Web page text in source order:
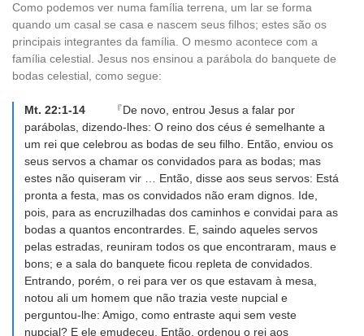
Como podemos ver numa família terrena, um lar se forma
quando um casal se casa e nascem seus filhos; estes são os
principais integrantes da família. O mesmo acontece com a
família celestial. Jesus nos ensinou a parábola do banquete de
bodas celestial, como segue:
Mt. 22:1-14
『De novo, entrou Jesus a falar por
parábolas, dizendo-lhes: O reino dos céus é semelhante a
um rei que celebrou as bodas de seu filho. Então, enviou os
seus servos a chamar os convidados para as bodas; mas
estes não quiseram vir … Então, disse aos seus servos: Está
pronta a festa, mas os convidados não eram dignos. Ide,
pois, para as encruzilhadas dos caminhos e convidai para as
bodas a quantos encontrardes. E, saindo aqueles servos
pelas estradas, reuniram todos os que encontraram, maus e
bons; e a sala do banquete ficou repleta de convidados.
Entrando, porém, o rei para ver os que estavam à mesa,
notou ali um homem que não trazia veste nupcial e
perguntou-lhe: Amigo, como entraste aqui sem veste
nupcial? E ele emudeceu. Então, ordenou o rei aos